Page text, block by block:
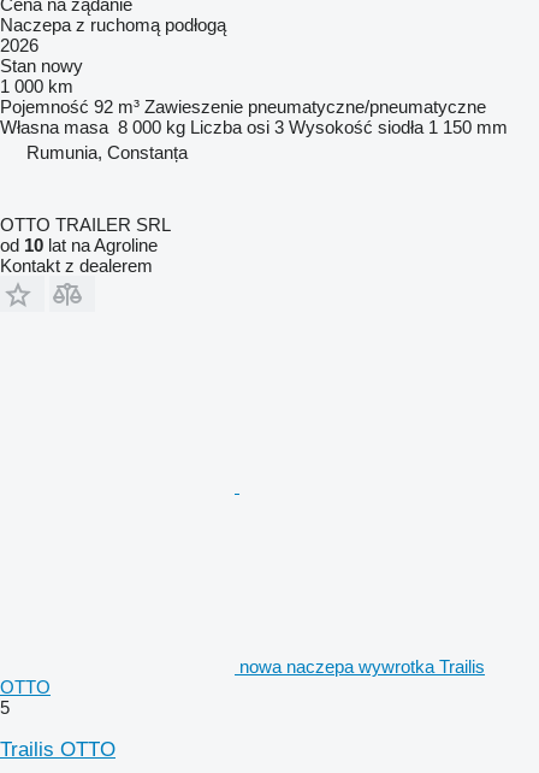
Cena na żądanie
Naczepa z ruchomą podłogą
2026
Stan nowy
1 000 km
Pojemność 92 m³ Zawieszenie pneumatyczne/pneumatyczne
Własna masa 8 000 kg Liczba osi 3 Wysokość siodła 1 150 mm
Rumunia, Constanța
OTTO TRAILER SRL
od 10 lat na Agroline
Kontakt z dealerem
nowa naczepa wywrotka Trailis
OTTO
5
Trailis OTTO